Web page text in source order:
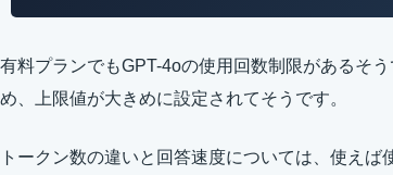
有料プランでもGPT-4oの使用回数制限があるそ
め、上限値が大きめに設定されてそうです。
トークン数の違いと回答速度については、使え